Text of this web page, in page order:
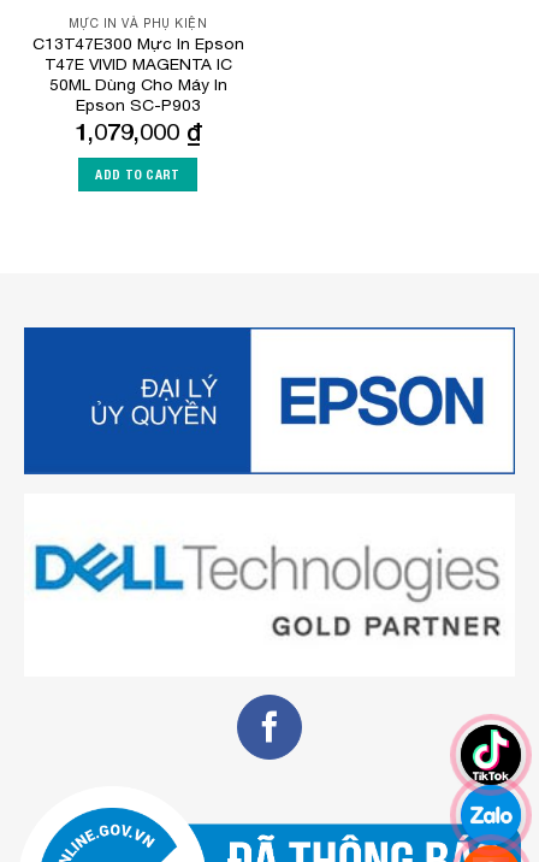
MỰC IN VÀ PHỤ KIỆN
C13T47E300 Mực In Epson
T47E VIVID MAGENTA IC
50ML Dùng Cho Máy In
Epson SC-P903
1,079,000 ₫
ADD TO CART